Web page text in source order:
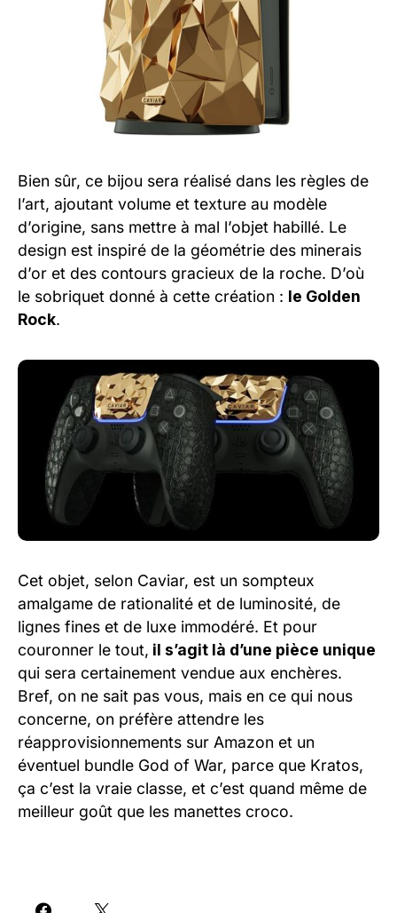
Bien sûr, ce bijou sera réalisé dans les règles de
l’art, ajoutant volume et texture au modèle
d’origine, sans mettre à mal l’objet habillé. Le
design est inspiré de la géométrie des minerais
d’or et des contours gracieux de la roche. D’où
le sobriquet donné à cette création : le Golden
Rock.
Cet objet, selon Caviar, est un sompteux
amalgame de rationalité et de luminosité, de
lignes fines et de luxe immodéré. Et pour
couronner le tout, il s’agit là d’une pièce unique
qui sera certainement vendue aux enchères.
Bref, on ne sait pas vous, mais en ce qui nous
concerne, on préfère attendre les
réapprovisionnements sur Amazon et un
éventuel bundle God of War, parce que Kratos,
ça c’est la vraie classe, et c’est quand même de
meilleur goût que les manettes croco.